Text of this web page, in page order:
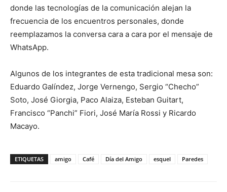
donde las tecnologías de la comunicación alejan la
frecuencia de los encuentros personales, donde
reemplazamos la conversa cara a cara por el mensaje de
WhatsApp.
Algunos de los integrantes de esta tradicional mesa son:
Eduardo Galíndez, Jorge Vernengo, Sergio “Checho”
Soto, José Giorgia, Paco Alaiza, Esteban Guitart,
Francisco “Panchi” Fiori, José María Rossi y Ricardo
Macayo.
ETIQUETAS amigo Café Día del Amigo esquel Paredes